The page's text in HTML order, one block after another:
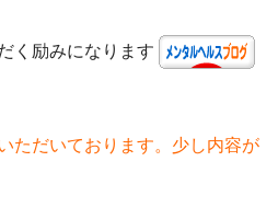
く励みになります
ただいております。少し内容が